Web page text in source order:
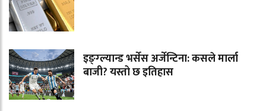
इङ्ग्ल्यान्ड भर्सेस अर्जेन्टिना: कसले मार्ला
बाजी? यस्तो छ इतिहास